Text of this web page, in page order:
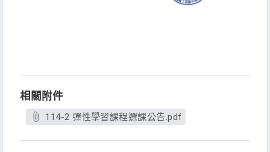
相關附件
114-2 彈性學習課程選課公告.pdf